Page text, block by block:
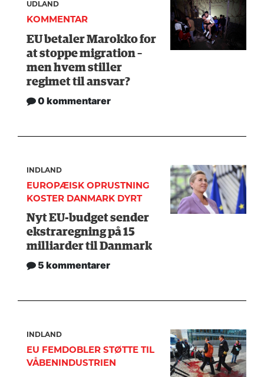
UDLAND
KOMMENTAR
EU betaler Marokko for
at stoppe migration –
men hvem stiller
regimet til ansvar?
0 kommentarer
INDLAND
EUROPÆISK OPRUSTNING
KOSTER DANMARK DYRT
Nyt EU-budget sender
ekstraregning på 15
milliarder til Danmark
5 kommentarer
INDLAND
EU FEMDOBLER STØTTE TIL
VÅBENINDUSTRIEN